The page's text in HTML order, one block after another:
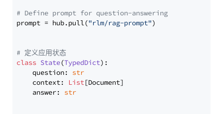
# Define prompt for question-answering
prompt = hub.pull("rlm/rag-prompt")
# 定义应用状态
class State(TypedDict):
    question:
str
    context:
List[Document]
    answer:
str